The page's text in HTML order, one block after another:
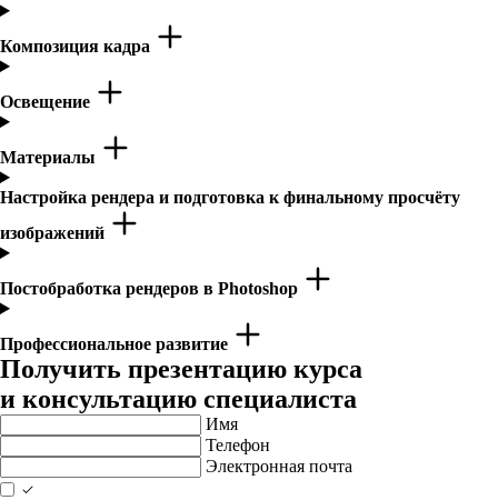
Композиция кадра
Освещение
Материалы
Настройка рендера и подготовка к финальному просчёту
изображений
Постобработка рендеров в Photoshop
Профессиональное развитие
Получить презентацию курса
и консультацию специалиста
Имя
Телефон
Электронная почта